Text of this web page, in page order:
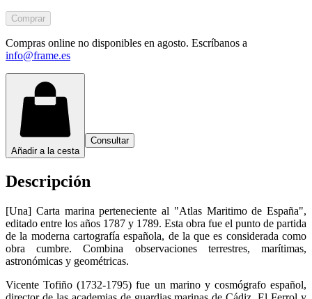
Comprar
Compras online no disponibles en agosto. Escríbanos a
info@frame.es
Añadir a la cesta
Consultar
Descripción
[Una] Carta marina perteneciente al "Atlas Maritimo de España",
editado entre los años 1787 y 1789. Esta obra fue el punto de partida
de la moderna cartografía española, de la que es considerada como
obra cumbre. Combina observaciones terrestres, marítimas,
astronómicas y geométricas.
Vicente Tofiño (1732-1795) fue un marino y cosmógrafo español,